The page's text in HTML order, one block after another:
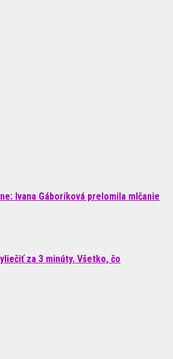
Ivana Gáboríková prelomila mlčanie
za 3 minúty. Všetko, čo